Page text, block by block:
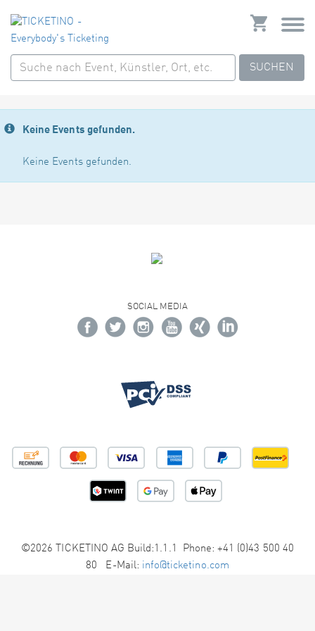
SUCHEN
Keine Events gefunden.
Keine Events gefunden.
SOCIAL MEDIA
©2026 TICKETINO AG Build:1.1.1 Phone: +41 (0)43 500 40
80 E-Mail: info@ticketino.com